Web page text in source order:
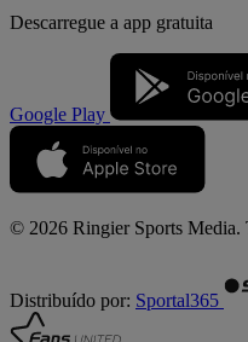
Descarregue a app gratuita
Google Play
© 2026 Ringier Sports Media.
Distribuído por: Sportal365